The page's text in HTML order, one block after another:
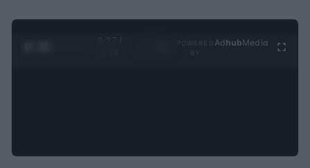
0:28 /
Ad hubMedia